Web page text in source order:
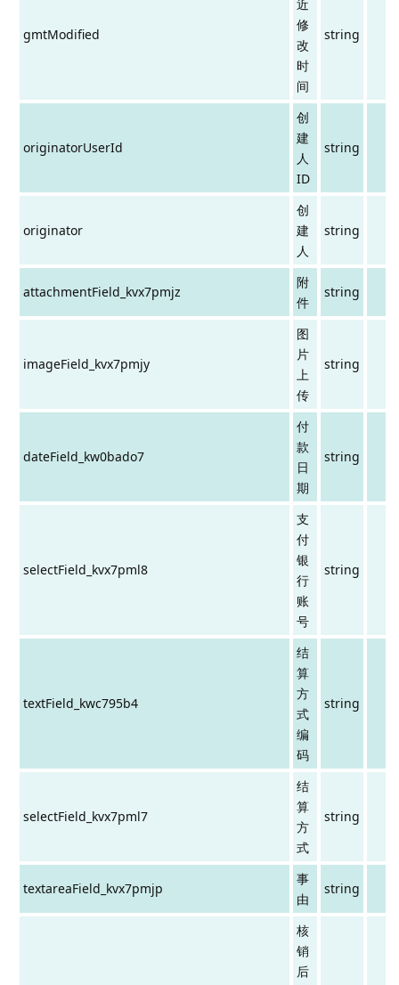
gmtModified
近
修
改
时
间
string
originatorUserId
创
建
人
ID
string
originator
创
建
人
string
attachmentField_kvx7pmjz
附
件
string
imageField_kvx7pmjy
图
片
上
传
string
dateField_kw0bado7
付
款
日
期
string
selectField_kvx7pml8
支
付
银
行
账
号
string
textField_kwc795b4
结
算
方
式
编
码
string
selectField_kvx7pml7
结
算
方
式
string
textareaField_kvx7pmjp
事
由
string
核
销
后